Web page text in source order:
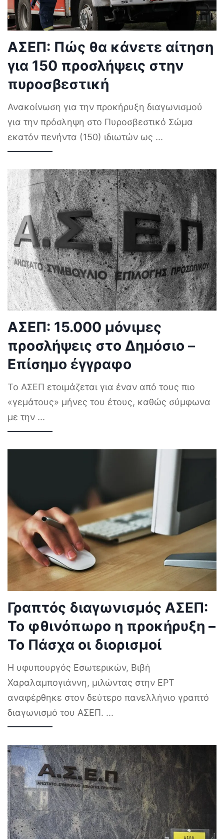
ΑΣΕΠ: Πώς θα κάνετε αίτηση
για 150 προσλήψεις στην
πυροσβεστική
Ανακοίνωση για την προκήρυξη διαγωνισμού
για την πρόσληψη στο Πυροσβεστικό Σώμα
εκατόν πενήντα (150) ιδιωτών ως ...
ΑΣΕΠ: 15.000 μόνιμες
προσλήψεις στο Δημόσιο –
Επίσημο έγγραφο
Το ΑΣΕΠ ετοιμάζεται για έναν από τους πιο
«γεμάτους» μήνες του έτους, καθώς σύμφωνα
με την ...
Γραπτός διαγωνισμός ΑΣΕΠ:
Το φθινόπωρο η προκήρυξη –
Το Πάσχα οι διορισμοί
Η υφυπουργός Εσωτερικών, Βιβή
Χαραλαμπογιάννη, μιλώντας στην ΕΡΤ
αναφέρθηκε στον δεύτερο πανελλήνιο γραπτό
διαγωνισμό του ΑΣΕΠ. ...